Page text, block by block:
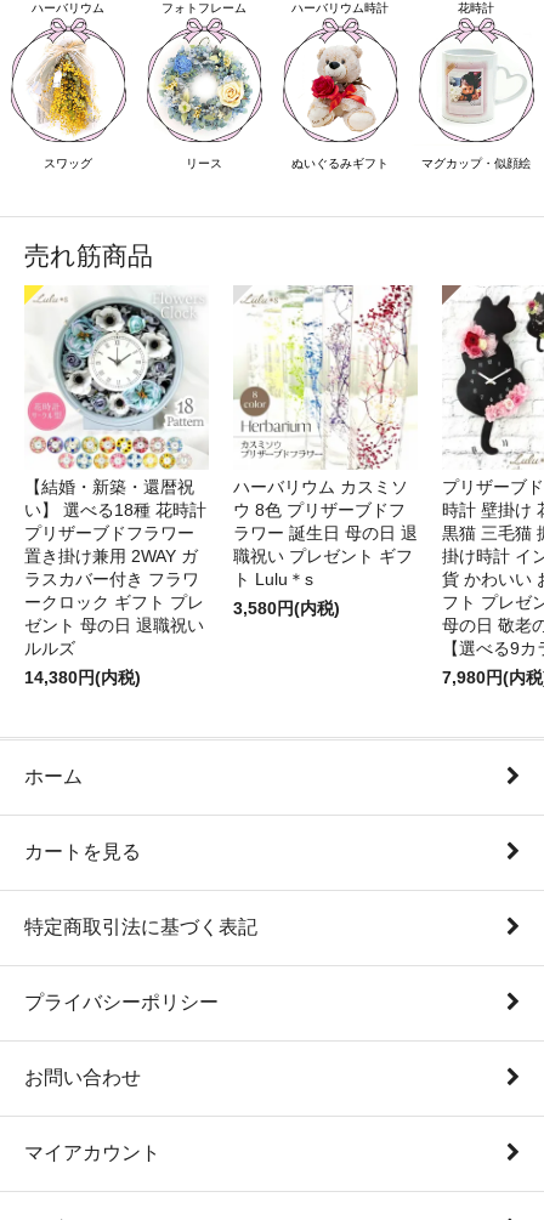
ハーバリウム フォトフレーム ハーバリウム時計 花時計
スワッグ リース ぬいぐるみギフト マグカップ・似顔絵
売れ筋商品
【結婚・新築・還暦祝
い】 選べる18種 花時計
プリザーブドフラワー
置き掛け兼用 2WAY ガ
ラスカバー付き フラワ
ークロック ギフト プレ
ゼント 母の日 退職祝い
ルルズ
14,380円(内税)
ハーバリウム カスミソ
ウ 8色 プリザーブドフ
ラワー 誕生日 母の日 退
職祝い プレゼント ギフ
ト Lulu＊s
3,580円(内税)
プリザーブ
時計 壁掛け
黒猫 三毛猫
掛け時計 イ
貨 かわいい
フト プレゼ
母の日 敬老
【選べる9カ
7,980円(内
ホーム
カートを見る
特定商取引法に基づく表記
プライバシーポリシー
お問い合わせ
マイアカウント